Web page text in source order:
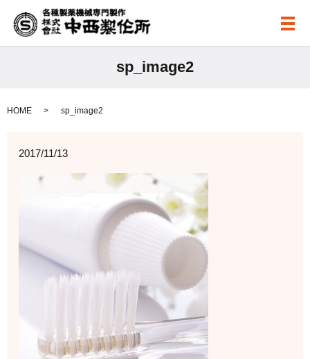
メ
sp_image2
HOME sp_image2
2017/11/13